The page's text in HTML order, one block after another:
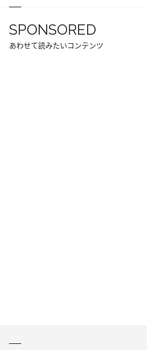
SPONSORED
あわせて読みたいコンテンツ